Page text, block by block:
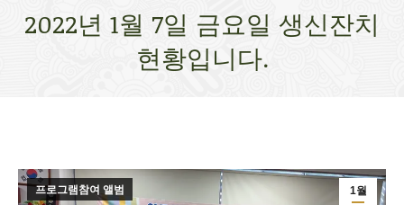
2022년 1월 7일 금요일 생신잔치
현황입니다.
1월
프로그램참여 앨범